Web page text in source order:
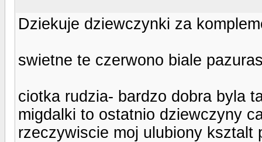
Dziekuje dziewczynki za
swietne te czerwono biale
ciotka rudzia- bardzo dobra byla
migdalki to ostatnio dziewczyny
rzeczywiscie moj ulubiony ksztalt